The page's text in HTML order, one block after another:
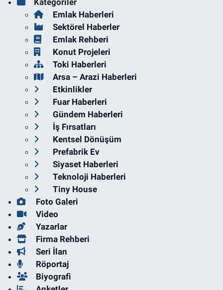
Kategoriler
Emlak Haberleri
Sektörel Haberler
Emlak Rehberi
Konut Projeleri
Toki Haberleri
Arsa – Arazi Haberleri
Etkinlikler
Fuar Haberleri
Gündem Haberleri
İş Fırsatları
Kentsel Dönüşüm
Prefabrik Ev
Siyaset Haberleri
Teknoloji Haberleri
Tiny House
Foto Galeri
Video
Yazarlar
Firma Rehberi
Seri İlan
Röportaj
Biyografi